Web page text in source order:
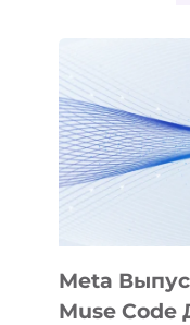
Meta
Muse Code